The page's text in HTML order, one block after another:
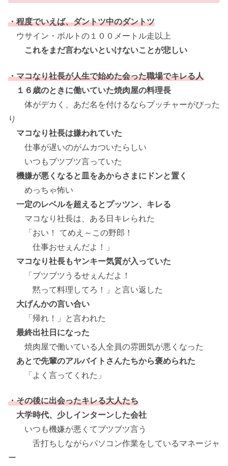
・程度でいえば、ダントツ中のダントツ
ウサイン・ボルトの１００メートル走以上
これをまだ言わないといけないことが悲しい
・マコなり社長が人生で始めた会った職場でキレる人
１６歳のときに働いていた焼肉屋の料理長
体がデカく、あだ名を付けるならプッチャーがぴった
り
マコなり社長は嫌われていた
仕事が遅いのがムカついたらしい
いつもブツブツ言っていた
機嫌が悪くなると皿をあからさまにドンと置く
めっちゃ怖い
一定のレベルを超えるとプッツン、キレる
マコなり社長は、ある日キレられた
「おい！ てめえ～この野郎！
仕事おせぇんだよ！」
マコなり社長もヤンキー気質が入っていた
「ブツブツうるせぇんだよ！
黙って料理してろ！」と言い返した
大げんかの言い合い
「帰れ！」と言われた
最終出社日になった
焼肉屋で働いている人全員の雰囲気が悪くなった
あとで先輩のアルバイトさんたちから褒められた
「よく言ってくれた」
・その後に出会ったキレる大人たち
大学時代、少しインターンした会社
いつも機嫌が悪くてブツブツ言う
舌打ちしながらパソコン作業をしているマネージャ
ー